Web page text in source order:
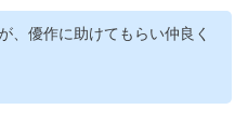
、優作に助けてもらい仲良く